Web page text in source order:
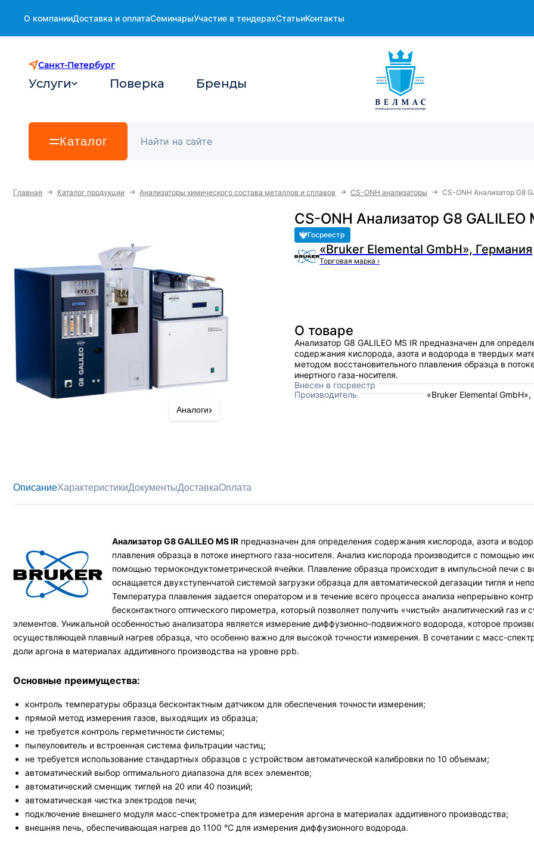
О компанииДоставка и оплатаСеминарыУчастие в тендерахСтатьиКонтакты
Санкт-Петербург
Услуги Поверка Бренды
Каталог
Главная → Каталог продукции → Анализаторы химического состава металлов и сплавов → CS-ONH анализаторы → CS-ONH Анализатор G8
CS-ONH Анализатор G8 GALILEO
Госреестр
«Bruker Elemental GmbH», Германия
Торговая марка ›
Аналоги›
О товаре
Анализатор G8 GALILEO MS IR предназначен для
содержания кислорода, азота и водорода в твердых
методом восстановительного плавления образца в
инертного газа-носителя.
Внесен в госреестр
Производитель
«Bruker Elemental
ОписаниеХарактеристикиДокументыДоставкаОплата
Анализатор G8 GALILEO MS IR предназначен для определения содержания кислорода, азота и
плавления образца в потоке инертного газа-носителя. Анализ кислорода производится с помощью
помощью термокондуктометрической ячейки. Плавление образца происходит в импульсной печи с
оснащается двухступенчатой системой загрузки образца для автоматической дегазации тигля и
Температура плавления задается оператором и в течение всего процесса анализа непрерывно
бесконтактного оптического пирометра, который позволяет получить «чистый» аналитический газ
элементов. Уникальной особенностью анализатора является измерение диффузионно-подвижного водорода, которое
осуществляющей плавный нагрев образца, что особенно важно для высокой точности измерения. В сочетании с масс-
доли аргона в материалах аддитивного производства на уровне ppb.
Основные преимущества:
контроль температуры образца бесконтактным датчиком для обеспечения точности измерения;
прямой метод измерения газов, выходящих из образца;
не требуется контроль герметичности системы;
пылеуловитель и встроенная система фильтрации частиц;
не требуется использование стандартных образцов с устройством автоматической калибровки по 10 объемам;
автоматический выбор оптимального диапазона для всех элементов;
автоматический сменщик тиглей на 20 или 40 позиций;
автоматическая чистка электродов печи;
подключение внешнего модуля масс-спектрометра для измерения аргона в материалах аддитивного производства;
внешняя печь, обеспечивающая нагрев до 1100 °C для измерения диффузионного водорода.